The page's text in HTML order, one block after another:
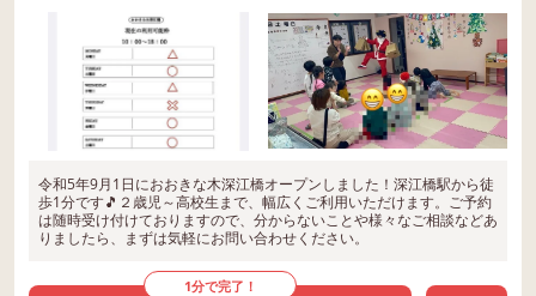
令和5年9月1日におおきな木深江橋オープンしました！深江橋駅から徒
歩1分です🎵２歳児～高校生まで、幅広くご利用いただけます。ご予約
は随時受け付けておりますので、分からないことや様々なご相談などあ
りましたら、まずは気軽にお問い合わせください。
1分で完了！